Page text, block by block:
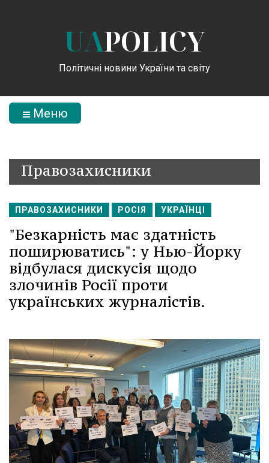
UAPOLICY
Політичні новини України та світу
Меню
Правозахисники
ПРАВОЗАХИСНИКИ РОСІЯ УКРАЇНЦІ
"Безкарність має здатність
поширюватись": у Нью-Йорку
відбулася дискусія щодо
злочинів Росії проти
українських журналістів.